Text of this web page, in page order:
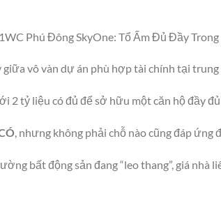
Phú Đông SkyOne: Tổ Ấm Đủ Đầy
giữa vô vàn dự án phù hợp tài chính tại
2 tỷ liệu có đủ để sở hữu một căn hộ đầy
, nhưng không phải chỗ nào cũng đáp ứng
bất động sản đang “leo thang”, giá nhà